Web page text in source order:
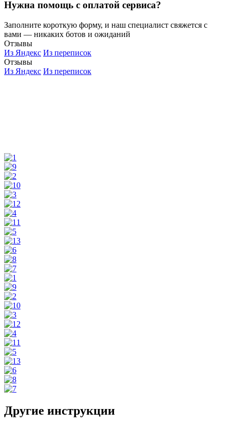
Нужна помощь с оплатой сервиса?
Заполните короткую форму, и наш специалист свяжется с
вами — никаких ботов и ожиданий
Отзывы
Из Яндекс Из переписок
Отзывы
Из Яндекс Из переписок
Другие инструкции